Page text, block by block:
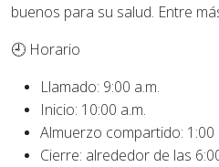
buenos para su salud. Entre
🕘 Horario
Llamado: 9:00 a.m.
Inicio: 10:00 a.m.
Almuerzo compartido: 1:00
Cierre: alrededor de las